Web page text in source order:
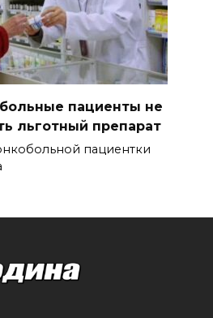
пациенты не
льготный препарат
пациентки